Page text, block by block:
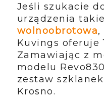
Jeśli szukacie
urządzenia
wolnoobrotowa,
Kuvings oferuje
Zamawiając z
modelu
zestaw
Krosno.